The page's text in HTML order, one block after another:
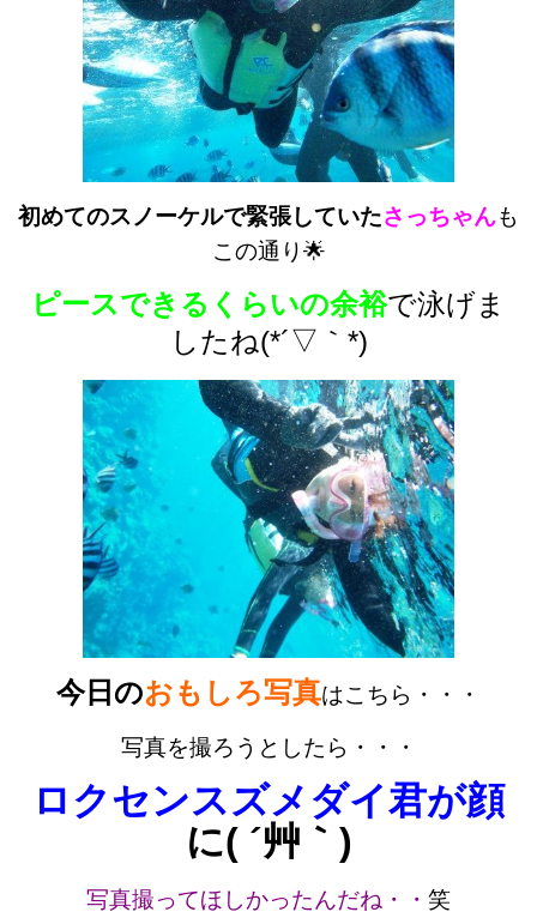
初めてのスノーケルで緊張していたさっちゃんも
この通り🌟
ピースできるくらいの余裕で泳げま
したね(*´▽｀*)
今日のおもしろ写真はこちら・・・
写真を撮ろうとしたら・・・
ロクセンスズメダイ君が顔
に( ´艸｀)
写真撮ってほしかったんだね・・ 笑